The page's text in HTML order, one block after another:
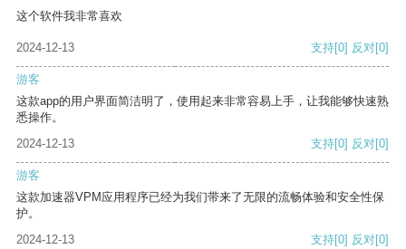
这个软件我非常喜欢
2024-12-13 支持[0] 反对[0]
游客
这款app的用户界面简洁明了，使用起来非常容易上手，让我能够快速熟
悉操作。
2024-12-13
支持[0] 反对[0]
游客
这款加速器VPM应用程序已经为我们带来了无限的流畅体验和安全性保
护。
2024-12-13
支持[0] 反对[0]